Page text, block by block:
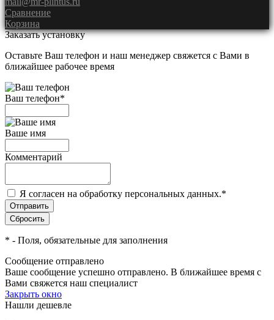
Сравнение
Корзина
Заказать установку
Оставьте Ваш телефон и наш менеджер свяжется с Вами в
ближайшее рабочее время
Ваш телефон*
Ваше имя
Комментарий
Я согласен на обработку персональных данных.*
* - Поля, обязательные для заполнения
Сообщение отправлено
Ваше сообщение успешно отправлено. В ближайшее время с
Вами свяжется наш специалист
Закрыть окно
Нашли дешевле